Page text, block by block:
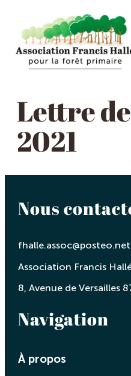
Lettre
2021
Nous
fhalle.assoc@posteo.net
Association Francis
8, Avenue de Versailles
Navigation
À propos